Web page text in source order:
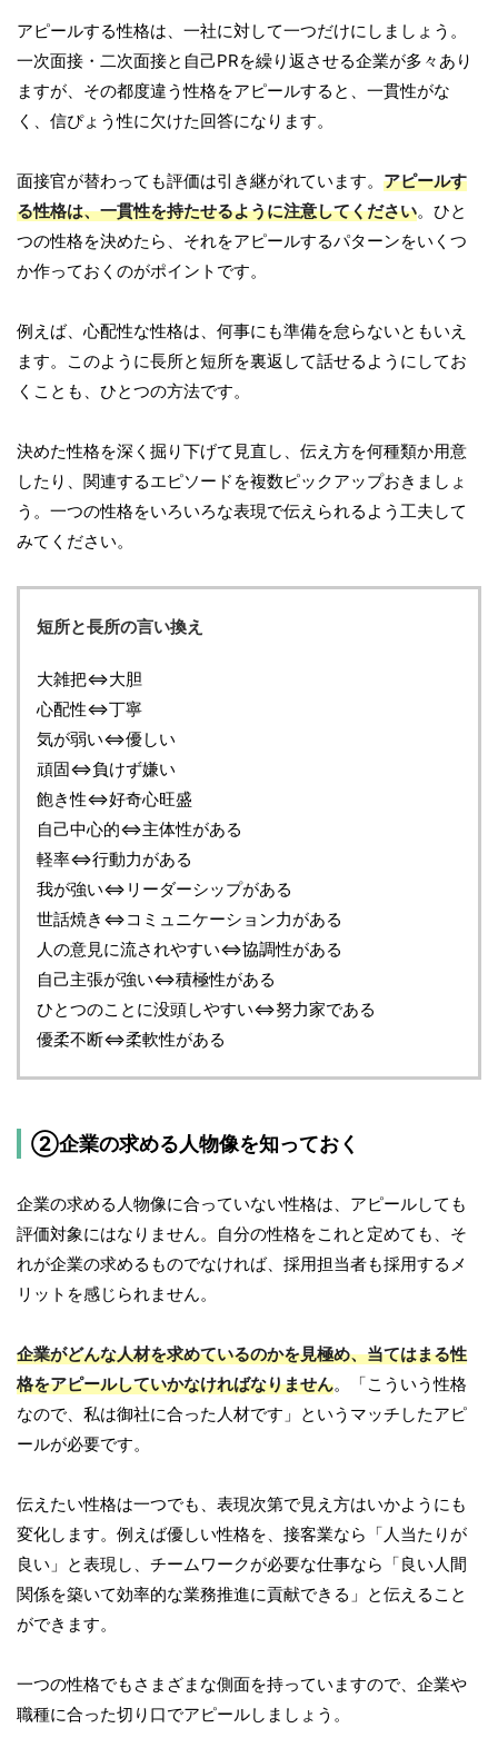
アピールする性格は、一社に対して一つだけにしましょう。
一次面接・二次面接と自己PRを繰り返させる企業が多々あり
ますが、その都度違う性格をアピールすると、一貫性がな
く、信ぴょう性に欠けた回答になります。
面接官が替わっても評価は引き継がれています。 アピールす
る性格は、一貫性を持たせるように注意してください。ひと
つの性格を決めたら、それをアピールするパターンをいくつ
か作っておくのがポイントです。
例えば、心配性な性格は、何事にも準備を怠らないともいえ
ます。このように長所と短所を裏返して話せるようにしてお
くことも、ひとつの方法です。
決めた性格を深く掘り下げて見直し、伝え方を何種類か用意
したり、関連するエピソードを複数ピックアップおきましょ
う。一つの性格をいろいろな表現で伝えられるよう工夫して
みてください。
短所と長所の言い換え
大雑把⇔大胆
心配性⇔丁寧
気が弱い⇔優しい
頑固⇔負けず嫌い
飽き性⇔好奇心旺盛
自己中心的⇔主体性がある
軽率⇔行動力がある
我が強い⇔リーダーシップがある
世話焼き⇔コミュニケーション力がある
人の意見に流されやすい⇔協調性がある
自己主張が強い⇔積極性がある
ひとつのことに没頭しやすい⇔努力家である
優柔不断⇔柔軟性がある
②企業の求める人物像を知っておく
企業の求める人物像に合っていない性格は、アピールしても
評価対象にはなりません。自分の性格をこれと定めても、そ
れが企業の求めるものでなければ、採用担当者も採用するメ
リットを感じられません。
企業がどんな人材を求めているのかを見極め、当てはまる性
格をアピールしていかなければなりません。「こういう性格
なので、私は御社に合った人材です」というマッチしたアピ
ールが必要です。
伝えたい性格は一つでも、表現次第で見え方はいかようにも
変化します。例えば優しい性格を、接客業なら「人当たりが
良い」と表現し、チームワークが必要な仕事なら「良い人間
関係を築いて効率的な業務推進に貢献できる」と伝えること
ができます。
一つの性格でもさまざまな側面を持っていますので、企業や
職種に合った切り口でアピールしましょう。